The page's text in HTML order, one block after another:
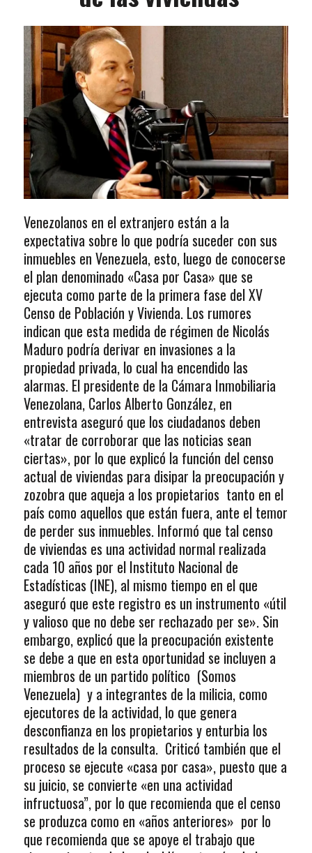
Venezolanos en el extranjero están a la
expectativa sobre lo que podría suceder con sus
inmuebles en Venezuela, esto, luego de conocerse
el plan denominado «Casa por Casa» que se
ejecuta como parte de la primera fase del XV
Censo de Población y Vivienda. Los rumores
indican que esta medida de régimen de Nicolás
Maduro podría derivar en invasiones a la
propiedad privada, lo cual ha encendido las
alarmas. El presidente de la Cámara Inmobiliaria
Venezolana, Carlos Alberto González, en
entrevista aseguró que los ciudadanos deben
«tratar de corroborar que las noticias sean
ciertas», por lo que explicó la función del censo
actual de viviendas para disipar la preocupación y
zozobra que aqueja a los propietarios tanto en el
país como aquellos que están fuera, ante el temor
de perder sus inmuebles. Informó que tal censo
de viviendas es una actividad normal realizada
cada 10 años por el Instituto Nacional de
Estadísticas (INE), al mismo tiempo en el que
aseguró que este registro es un instrumento «útil
y valioso que no debe ser rechazado per se». Sin
embargo, explicó que la preocupación existente
se debe a que en esta oportunidad se incluyen a
miembros de un partido político (Somos
Venezuela) y a integrantes de la milicia, como
ejecutores de la actividad, lo que genera
desconfianza en los propietarios y enturbia los
resultados de la consulta. Criticó también que el
proceso se ejecute «casa por casa», puesto que a
su juicio, se convierte «en una actividad
infructuosa”, por lo que recomienda que el censo
se produzca como en «años anteriores» por lo
que recomienda que se apoye el trabajo que